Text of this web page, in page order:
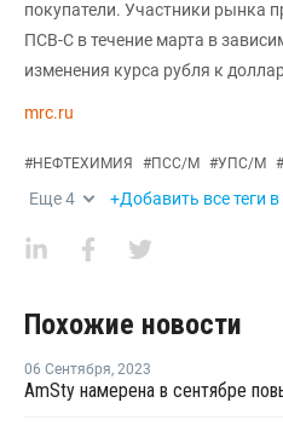
покупатели. Участники рынка
ПСВ-С в течение марта в
изменения курса рубля к
mrc.ru
#НЕФТЕХИМИЯ #ПСС/М #УПС/М #
Еще4 +Добавить все теги
Похожие новости
06 Сентября, 2023
AmSty намерена в сентябре